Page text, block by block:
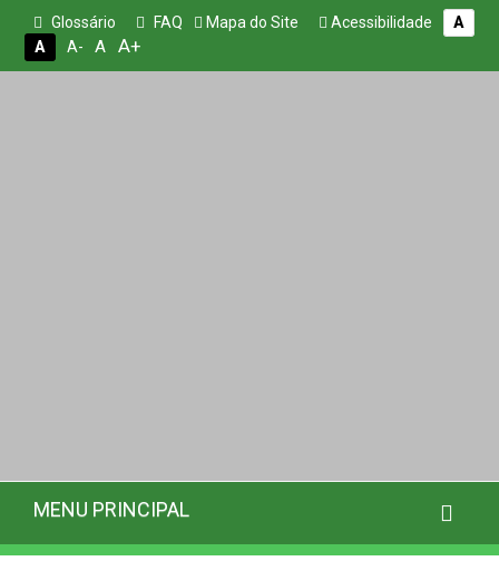
Glossário FAQ Mapa do Site Acessibilidade
A
A
A- A A+
MENU PRINCIPAL